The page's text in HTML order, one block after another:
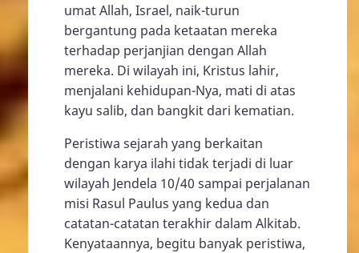
umat Allah, Israel, naik-turun
bergantung pada ketaatan mereka
terhadap perjanjian dengan Allah
mereka. Di wilayah ini, Kristus lahir,
menjalani kehidupan-Nya, mati di atas
kayu salib, dan bangkit dari kematian.
Peristiwa sejarah yang berkaitan
dengan karya ilahi tidak terjadi di luar
wilayah Jendela 10/40 sampai perjalanan
misi Rasul Paulus yang kedua dan
catatan-catatan terakhir dalam Alkitab.
Kenyataannya, begitu banyak peristiwa,